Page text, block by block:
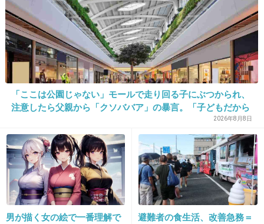
でも今は幸せオーラ全開ですごく可愛くなった
と思う！！
旦那さんイケメンで素直に羨ましい。
+36 -3
32. 匿名2013/09/11(水) 15:38:22
矢口の話とかいらん情報。ネタにする価値もね
えよ
+11 -0
「ここは公園じゃない」モールで走り回る子にぶつかられ、
注意したら父親から「クソババア」の暴言。「子どもだから
2026年8月8日
男が描く女の絵で一番理解で
避難者の食生活、改善急務＝